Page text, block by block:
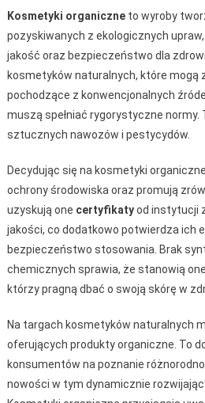
Kosmetyki organiczneto wyroby
pozyskiwanych z ekologicznych
jakość oraz bezpieczeństwo dla
kosmetyków naturalnych, które mogą
pochodzące z konwencjonalnych
muszą spełniać rygorystyczne normy.
sztucznych nawozów i pestycydów.
Decydując się na kosmetyki
ochrony środowiska oraz promują
uzyskują one certyfikatyod instytucji
jakości, co dodatkowo potwierdza ich
bezpieczeństwo stosowania. Brak
chemicznych sprawia, że stanowią
którzy pragną dbać o swoją skórę w
Na targach kosmetyków naturalnych
oferujących produkty organiczne. To
konsumentów na poznanie
nowości w tym dynamicznie